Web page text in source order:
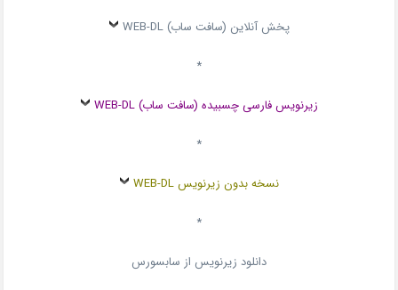
پخش آنلاین (سافت ساب) WEB-DL
*
زیرنویس فارسی چسبیده (سافت ساب) WEB-DL
*
نسخه بدون زیرنویس WEB-DL
*
دانلود زیرنویس از سابسورس